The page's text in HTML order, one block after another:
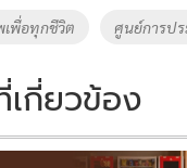
k
พื่อทุกชีวิต ศูนย์การป
เกี่ยวข้อง